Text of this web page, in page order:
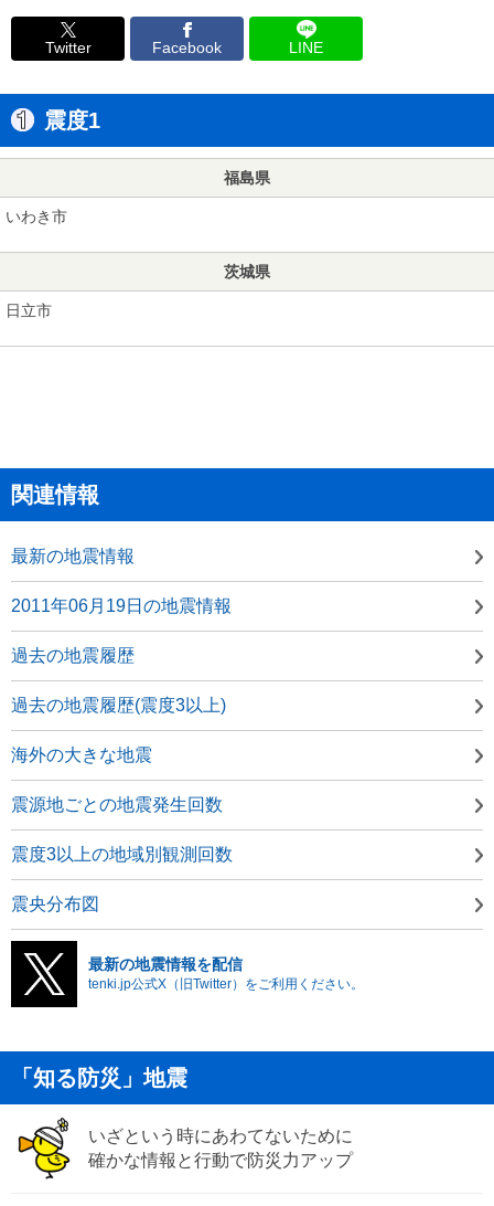
Twitter Facebook LINE
震度1
福島県
いわき市
茨城県
日立市
関連情報
最新の地震情報
2011年06月19日の地震情報
過去の地震履歴
過去の地震履歴(震度3以上)
海外の大きな地震
震源地ごとの地震発生回数
震度3以上の地域別観測回数
震央分布図
最新の地震情報を配信
tenki.jp公式X（旧Twitter）をご利用ください。
「知る防災」地震
いざという時にあわてないために
確かな情報と行動で防災力アップ